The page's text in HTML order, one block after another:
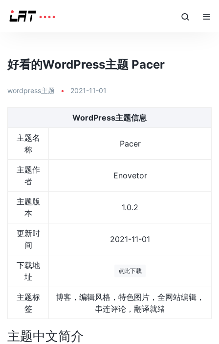
好看的WordPress主题 Pacer
wordpress主题 • 2021-11-01
WordPress主题信息
主题名
称
Pacer
主题作
者
Enovetor
主题版
本
1.0.2
更新时
间
2021-11-01
下载地
址
点此下载
主题标
签
博客，编辑风格，特色图片，全网站编辑，
串连评论，翻译就绪
主题中文简介